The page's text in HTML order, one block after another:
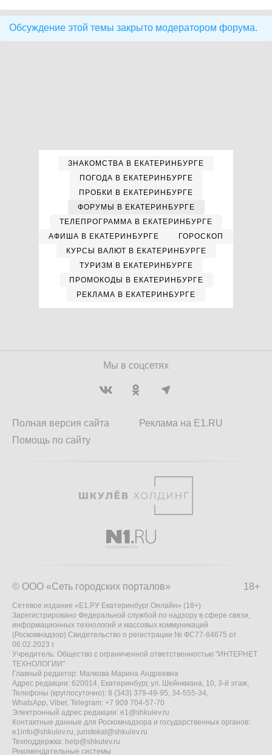
Обсуждение этой темы закрыто модератором форума.
ЗНАКОМСТВА В ЕКАТЕРИНБУРГЕ
ПОГОДА В ЕКАТЕРИНБУРГЕ
ПРОБКИ В ЕКАТЕРИНБУРГЕ
ФОРУМЫ В ЕКАТЕРИНБУРГЕ
ТЕЛЕПРОГРАММА В ЕКАТЕРИНБУРГЕ
АФИША В ЕКАТЕРИНБУРГЕ
ГОРОСКОП
КУРСЫ ВАЛЮТ В ЕКАТЕРИНБУРГЕ
ТУРИЗМ В ЕКАТЕРИНБУРГЕ
ПРОМОКОДЫ В ЕКАТЕРИНБУРГЕ
РЕКЛАМА В ЕКАТЕРИНБУРГЕ
Мы в соцсетях
Полная версия сайта
Помощь по сайту
Реклама на E1.RU
18+
© ООО «Сеть городских порталов»
Сетевое издание «Е1.РУ Екатеринбург Онлайн» (18+)
Зарегистрировано Федеральной службой по надзору в сфере связи,
информационных технологий и массовых коммуникаций
(Роскомнадзор) Свидетельство о регистрации № ФС77-84675 от
06.02.2023 г.
Учредитель: Общество с ограниченной ответственностью "ИНТЕРНЕТ
ТЕХНОЛОГИИ"
Главный редактор: Малкова Марина Андреевна
Адрес редакции: 620014, Екатеринбург, ул. Шейнкмана, 10, 3-й этаж,
Телефоны (круглосуточно): 8 (343) 379-49-95, 34-555-34,
WhatsApp, Viber, Telegram: +7 909 704-57-70
Электронный адрес редакции: e1@shkulev.ru
Контактные данные для Роскомнадзора и государственных органов:
e1info@shkulev.ru, juristekat@shkulev.ru
Техподдержка: help@shkulev.ru
Рекомендательные системы